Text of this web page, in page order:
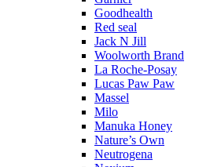
Goodhealth
Red seal
Jack N Jill
Woolworth Brand
La Roche-Posay
Lucas Paw Paw
Massel
Milo
Manuka Honey
Nature’s Own
Neutrogena